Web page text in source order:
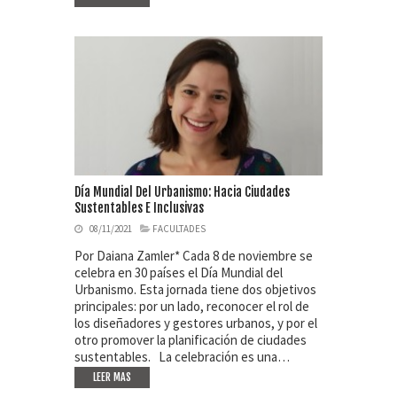
Día Mundial Del Urbanismo: Hacia Ciudades
Sustentables E Inclusivas
08/11/2021 FACULTADES
Por Daiana Zamler* Cada 8 de noviembre se
celebra en 30 países el Día Mundial del
Urbanismo. Esta jornada tiene dos objetivos
principales: por un lado, reconocer el rol de
los diseñadores y gestores urbanos, y por el
otro promover la planificación de ciudades
sustentables. La celebración es una…
LEER MAS